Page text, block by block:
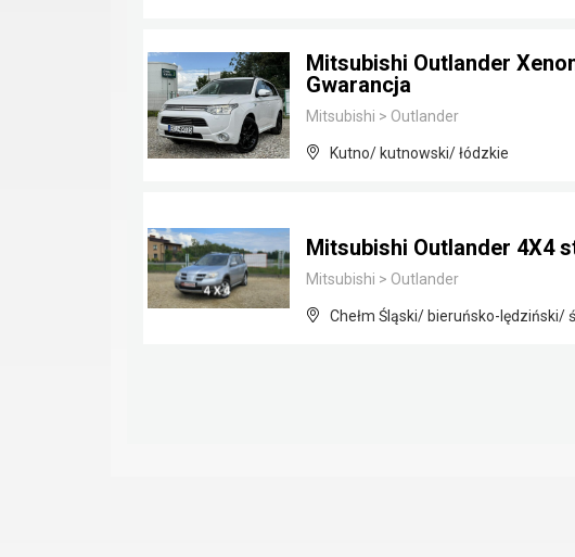
Mitsubishi Outlander
Gwarancja
Mitsubishi > Outlander
Kutno/ kutnowski/ łódzkie
Mitsubishi Outlander 4X4
Mitsubishi > Outlander
Chełm Śląski/ bieruńsko-lędziński/